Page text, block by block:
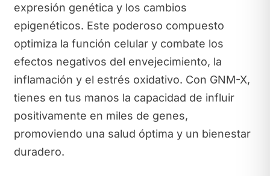
expresión genética y los cambios
epigenéticos. Este poderoso compuesto
optimiza la función celular y combate los
efectos negativos del envejecimiento, la
inflamación y el estrés oxidativo. Con GNM-X,
tienes en tus manos la capacidad de influir
positivamente en miles de genes,
promoviendo una salud óptima y un bienestar
duradero.